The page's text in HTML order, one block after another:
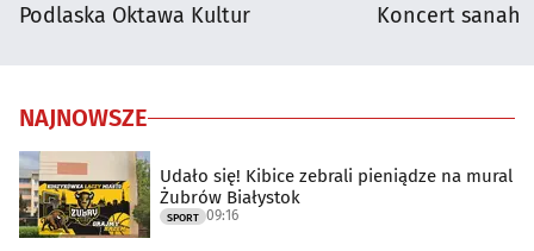
Podlaska Oktawa Kultur Koncert sanah
NAJNOWSZE
Udało się! Kibice zebrali pieniądze na mural
Żubrów Białystok
SPORT 09:16